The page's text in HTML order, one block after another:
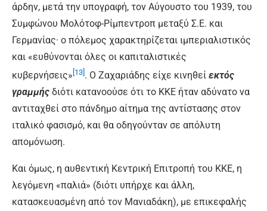
άρδην, μετά την υπογραφή, τον Αύγουστο του 1939, του
Συμφώνου Μολότοφ-Ρίμπεντροπ μεταξύ Σ.Ε. και
Γερμανίας· ο πόλεμος χαρακτηρίζεται ιμπεριαλιστικός
και «ευθύνονται όλες οι καπιταλιστικές
κυβερνήσεις» [13]. Ο Ζαχαριάδης είχε κινηθεί εκτός
γραμμής διότι κατανοούσε ότι το ΚΚΕ ήταν αδύνατο να
αντιταχθεί στο πάνδημο αίτημα της αντίστασης στον
ιταλικό φασισμό, και θα οδηγούνταν σε απόλυτη
απομόνωση.
Και όμως, η αυθεντική Κεντρική Επιτροπή του ΚΚΕ, η
λεγόμενη «παλιά» (διότι υπήρχε και άλλη,
κατασκευασμένη από τον Μανιαδάκη), με επικεφαλής